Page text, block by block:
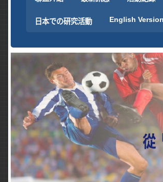
日本での研究活動 English Version